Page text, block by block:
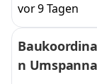
Sprendlingen
vor 9 Tagen
n